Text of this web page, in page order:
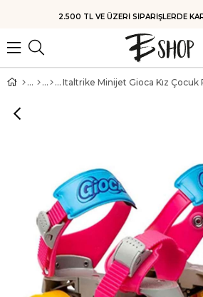
HIZLI KARGO
Italtrike Minijet Gioca Kız